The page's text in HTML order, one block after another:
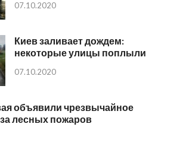
07.10.2020
Киев заливает дождем:
некоторые улицы поплыли
07.10.2020
объявили чрезвычайное
лесных пожаров